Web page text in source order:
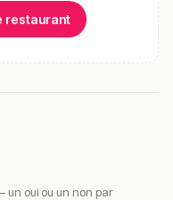
restaurant
un oui ou un non par